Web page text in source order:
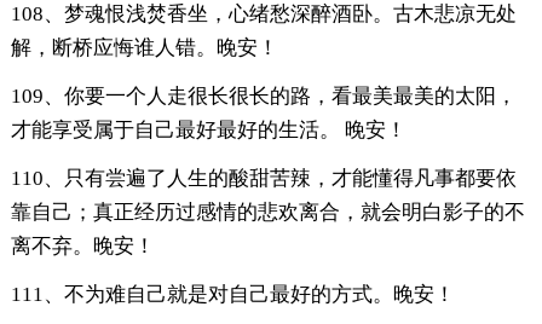
108、梦魂恨浅焚香坐，心绪愁深醉酒卧。古木悲凉无处
解，断桥应悔谁人错。晚安！
109、你要一个人走很长很长的路，看最美最美的太阳，
才能享受属于自己最好最好的生活。 晚安！
110、只有尝遍了人生的酸甜苦辣，才能懂得凡事都要依
靠自己；真正经历过感情的悲欢离合，就会明白影子的不
离不弃。晚安！
111、不为难自己就是对自己最好的方式。晚安！